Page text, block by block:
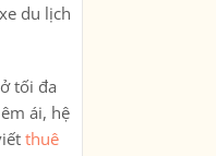
du lịch
tối đa
ái, hệ
thuê